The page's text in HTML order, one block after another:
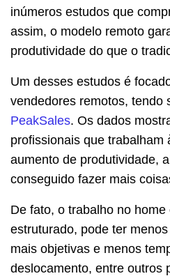
inúmeros estudos que
assim, o modelo remoto
produtividade do que o
Um desses estudos é
vendedores remotos, tendo
PeakSales. Os dados
profissionais que trabalham
aumento de produtividade,
conseguido fazer mais
De fato, o trabalho no
estruturado, pode ter
mais objetivas e menos
deslocamento, entre outros